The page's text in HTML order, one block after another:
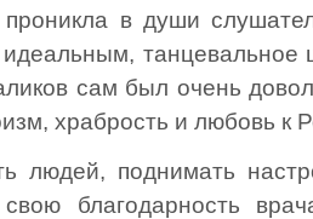
в души
танцевальное
сам был очень
храбрость и любовь к
людей, поднимать
благодарность